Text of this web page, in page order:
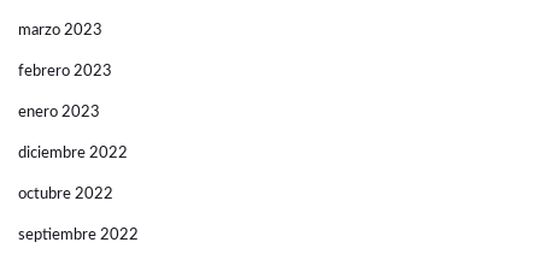
marzo 2023
febrero 2023
enero 2023
diciembre 2022
octubre 2022
septiembre 2022